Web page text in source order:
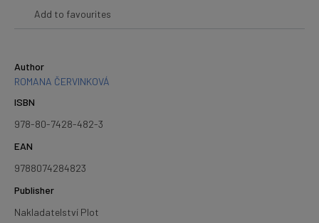
Add to favourites
Author
ROMANA ČERVINKOVÁ
ISBN
978-80-7428-482-3
EAN
9788074284823
Publisher
Nakladatelství Plot